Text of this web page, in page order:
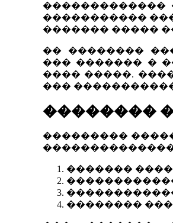
�������������
�����������
������� �����
�� ��������
��� ������� �
���� �����.
���
��������
���������
�������
��������